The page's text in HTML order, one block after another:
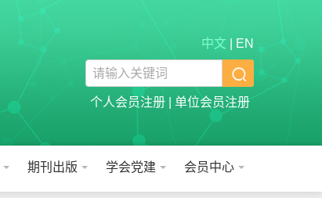
中文 EN

个人会员注册| 单位会员注册
期刊出版 学会党建 会员中心